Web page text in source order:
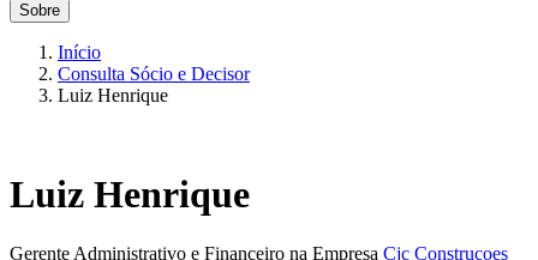
Sobre
Início
Consulta Sócio e Decisor
Luiz Henrique
Luiz Henrique
Gerente Administrativo e Financeiro na Empresa Cjc Construcoes